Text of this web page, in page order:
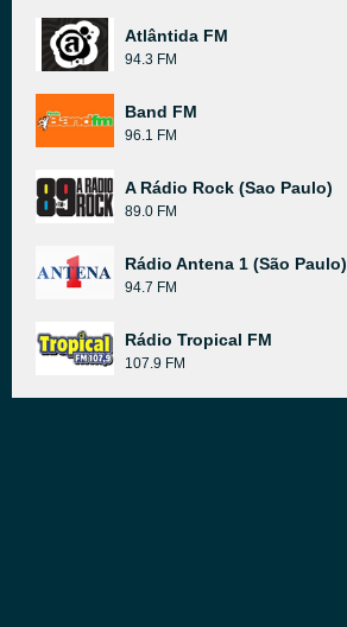
Atlântida FM
94.3 FM
Band FM
96.1 FM
A Rádio Rock (Sao Paulo)
89.0 FM
Rádio Antena 1 (São Paulo)
94.7 FM
Rádio Tropical FM
107.9 FM